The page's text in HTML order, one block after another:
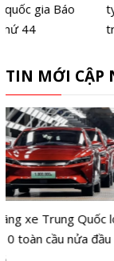
ty 789 bảo đảm an
trình quốc phòng
TIN MỚI CẬP
Lên nhạc chuẩn
Alpha Works tại